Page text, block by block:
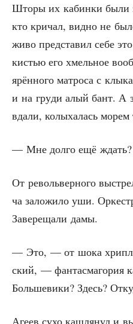
Што­ры их кабин­ки были
кто кри­чал, вид­но не
живо пред­ста­вил себе
кистью его хмель­ное
ярён­но­го мат­ро­са с
и на гру­ди алый бант. А
вда­ли, колы­ха­лась
— Мне дол­го ещё
От револь­вер­но­го
ча зало­жи­ло уши.
Заве­ре­ща­ли дамы.
— Это, — от шока
ский, — фан­тас­ма­го­рия
Боль­ше­ви­ки? Здесь?
Аге­ев сухо каш­ля­нул и